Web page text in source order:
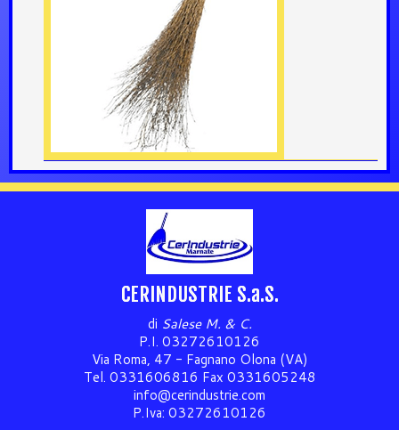
CERINDUSTRIE S.a.S.
di Salese M. & C.
P.I. 03272610126
Via Roma, 47 - Fagnano Olona (VA)
Tel. 0331606816 Fax 0331605248
info@cerindustrie.com
P.Iva: 03272610126